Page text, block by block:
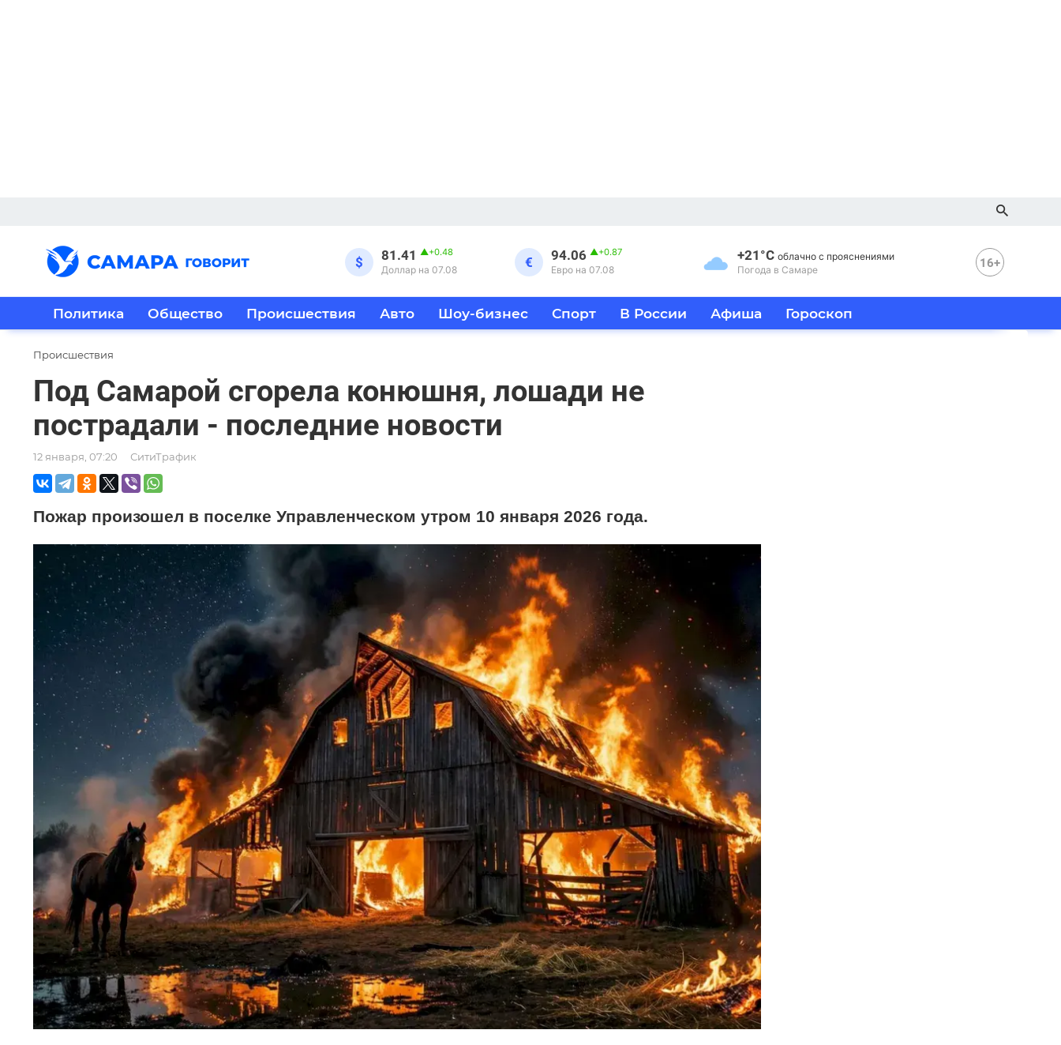
$ 81.41 ▲+0.48
Доллар на 07.08 € 94.06 ▲+0.87
Евро на 07.08
+21°C облачно с прояснениями
Погода в Самаре
16+
Политика Общество Происшествия Авто Шоу-бизнес Спорт В России Афиша Гороскоп
Происшествия
Под Самарой сгорела конюшня, лошади не
пострадали - последние новости
12 января, 07:20 СитиТрафик
Пожар произошел в поселке Управленческом утром 10 января 2026 года.